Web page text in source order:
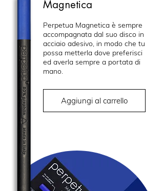
Aggiungi al carrello
Magnetica
Perpetua Magnetica è sempre
accompagnata dal suo disco in
acciaio adesivo, in modo che tu
possa metterla dove preferisci
ed averla sempre a portata di
mano.